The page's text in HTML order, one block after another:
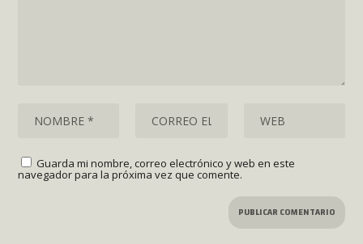
Guarda mi nombre, correo electrónico y web en este
navegador para la próxima vez que comente.